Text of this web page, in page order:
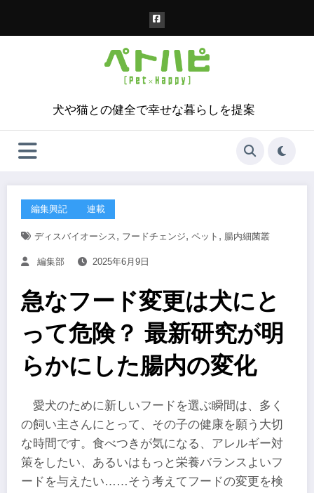
犬や猫との健全で幸せな暮らしを提案
編集興記 連載
ディスバイオーシス, フードチェンジ, ペット , 腸内細菌叢
編集部 2025年6月9日
急なフード変更は犬にと
って危険？ 最新研究が明
らかにした腸内の変化
愛犬のために新しいフードを選ぶ瞬間は、多く
の飼い主さんにとって、その子の健康を願う大切
な時間です。食べつきが気になる、アレルギー対
策をしたい、あるいはもっと栄養バランスよいフ
ードを与えたい……そう考えてフードの変更を検